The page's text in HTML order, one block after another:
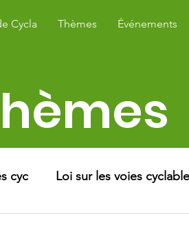
Cycla Thèmes Événements
cyc Loi sur les voies